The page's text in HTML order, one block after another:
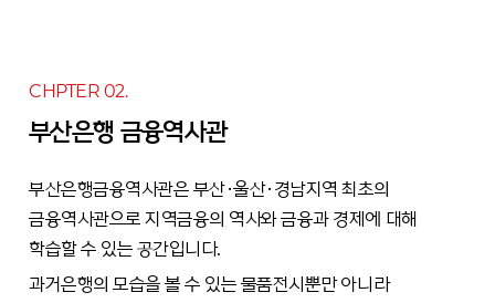
CHPTER 02.
부산은행 금융역사관
부산은행금융역사관은 부산·울산·경남지역 최초의
금융역사관으로 지역금융의 역사와 금융과 경제에 대해
학습할 수 있는 공간입니다.
과거은행의 모습을 볼 수 있는 물품전시뿐만 아니라